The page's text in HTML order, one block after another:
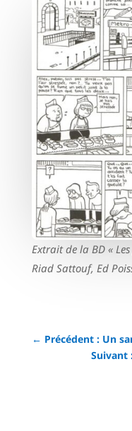
Extrait de la BD «
Riad Sattouf, Ed
← Précédent : Un
Suivant